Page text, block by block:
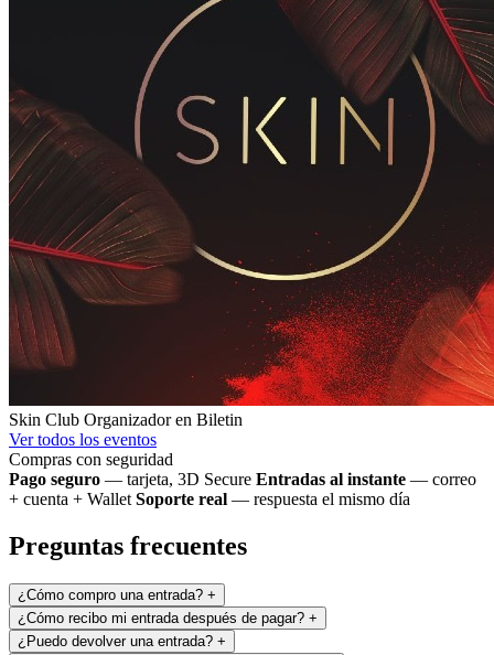
Skin Club Organizador en Biletin
Ver todos los eventos
Compras con seguridad
Pago seguro — tarjeta, 3D Secure Entradas al instante — correo
+ cuenta + Wallet Soporte real — respuesta el mismo día
Preguntas frecuentes
¿Cómo compro una entrada? +
¿Cómo recibo mi entrada después de pagar? +
¿Puedo devolver una entrada? +